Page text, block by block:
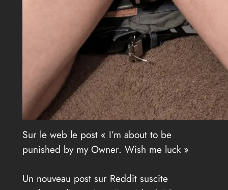
Sur le web le post « I’m about to be
punished by my Owner. Wish me luck »
Un nouveau post sur Reddit suscite